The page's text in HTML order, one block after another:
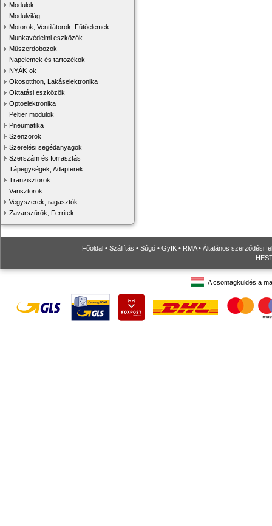
Modulok
Modulvilág
Motorok, Ventilátorok, Fűtőelemek
Munkavédelmi eszközök
Műszerdobozok
Napelemek és tartozékok
NYÁK-ok
Okosotthon, Lakáselektronika
Oktatási eszközök
Optoelektronika
Peltier modulok
Pneumatika
Szenzorok
Szerelési segédanyagok
Szerszám és forrasztás
Tápegységek, Adapterek
Tranzisztorok
Varisztorok
Vegyszerek, ragasztók
Zavarszűrők, Ferritek
Főoldal • Szállítás • Súgó • GyIK • RMA• Általános szerződési
A csomagküldés a